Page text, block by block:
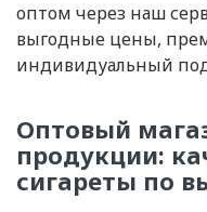
оптом через наш
выгодные цены,
индивидуальный
Оптовый
продукции:
сигареты по